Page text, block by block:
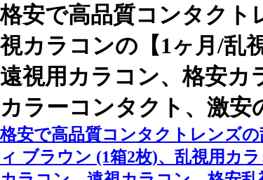
格安で高品質コンタクト
視カラコンの【1ヶ月/乱
遠視用カラコン、格安カ
カラーコンタクト、激安
格安で高品質コンタクトレンズ
ィ ブラウン (1箱2枚)、乱視用カ